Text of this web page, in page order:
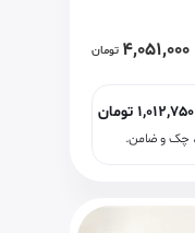
4,051,000 تومان
1,012,750 تومان